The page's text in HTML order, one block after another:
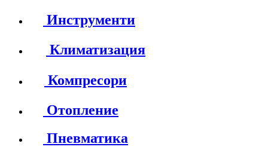
Инструменти
Климатизация
Компресори
Отопление
Пневматика